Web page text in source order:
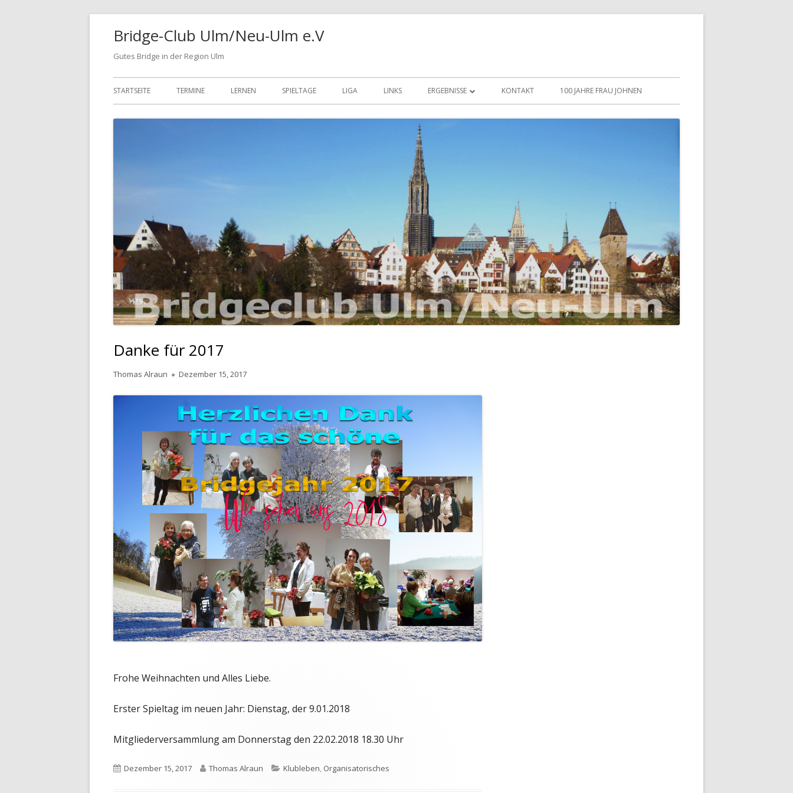
Bridge-Club Ulm/Neu-Ulm e.V
Gutes Bridge in der Region Ulm
Primäres
Menü
STARTSEITE TERMINE LERNEN SPIELTAGE LIGA LINKS ERGEBNISSE KONTAKT 100 JAHRE FRAU JOHNEN
Danke für 2017
Autor
Thomas Alraun
Veröffentlicht
Dezember 15, 2017
Frohe Weihnachten und Alles Liebe.
Erster Spieltag im neuen Jahr: Dienstag, der 9.01.2018
Mitgliederversammlung am Donnerstag den 22.02.2018 18.30 Uhr
Veröffentlicht
Dezember 15, 2017 Autor
Thomas Alraun Kategorien
Klubleben, Organisatorisches